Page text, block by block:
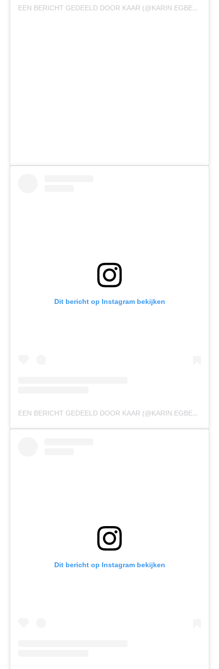
EEN BERICHT GEDEELD DOOR KAAR (@KARIN.EGBERTS)
Dit bericht op Instagram bekijken
EEN BERICHT GEDEELD DOOR KAAR (@KARIN.EGBERTS)
Dit bericht op Instagram bekijken